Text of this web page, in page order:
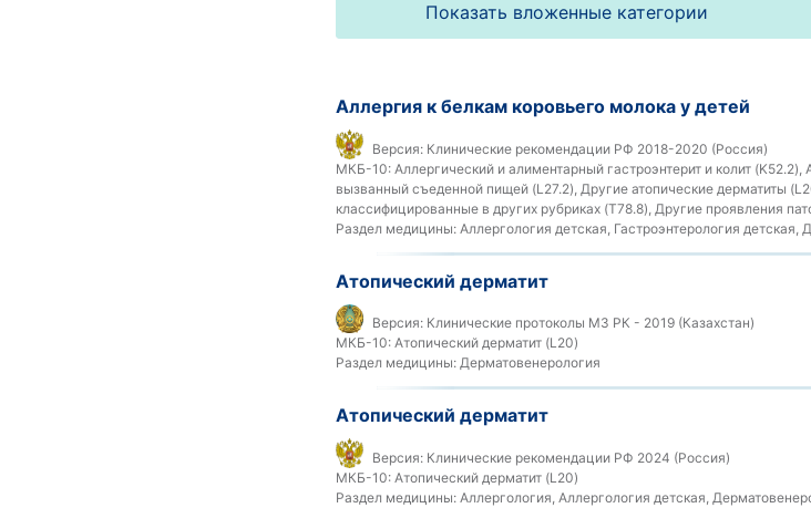
Показать вложенные категории
Аллергия к белкам коровьего молока у детей
Версия: Клинические рекомендации РФ 2018-2020 (Россия)
МКБ-10: Аллергический и алиментарный гастроэнтерит и колит
вызванный съеденной пищей (L27.2), Другие атопические дерматиты
классифицированные в других рубриках (T78.8), Другие проявления
Раздел медицины: Аллергология детская, Гастроэнтерология детская,
Атопический дерматит
Версия: Клинические протоколы МЗ РК - 2019 (Казахстан)
МКБ-10: Атопический дерматит (L20)
Раздел медицины: Дерматовенерология
Атопический дерматит
Версия: Клинические рекомендации РФ 2024 (Россия)
МКБ-10: Атопический дерматит (L20)
Раздел медицины: Аллергология, Аллергология детская,